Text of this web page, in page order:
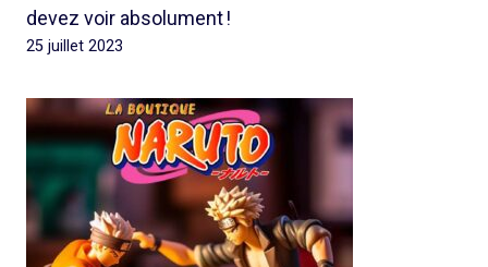
devez voir absolument !
25 juillet 2023